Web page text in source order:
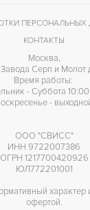
ПЕРСОНАЛЬНЫХ
КОНТАКТЫ
Москва,
Серп и Молот
Время работы:
- Суббота
-
ООО "СВИСС"
ИНН 9722007386
ОГРН 1217700420926
ЮЛ772201001
характер
офертой.